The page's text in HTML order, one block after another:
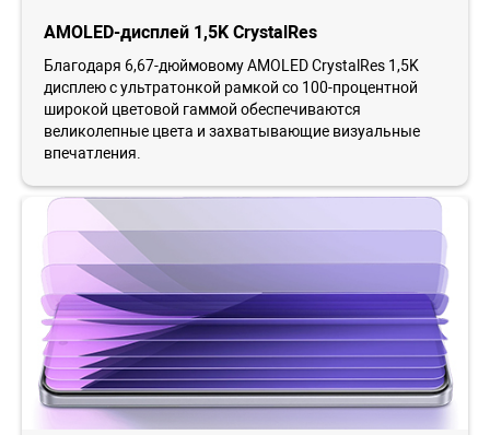
AMOLED-дисплей 1,5K CrystalRes
Благодаря 6,67-дюймовому AMOLED CrystalRes 1,5K
дисплею с ультратонкой рамкой со 100-процентной
широкой цветовой гаммой обеспечиваются
великолепные цвета и захватывающие визуальные
впечатления.